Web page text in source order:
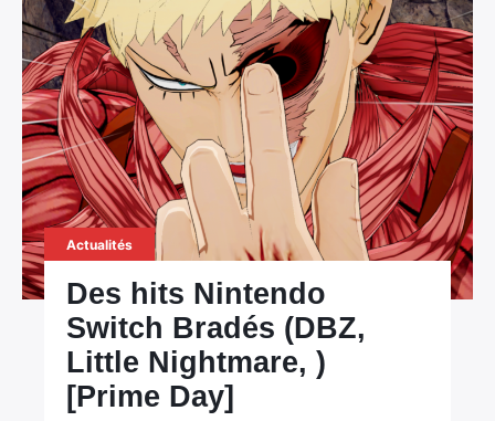
Actualités
Des hits Nintendo
Switch Bradés (DBZ,
Little Nightmare, )
[Prime Day]